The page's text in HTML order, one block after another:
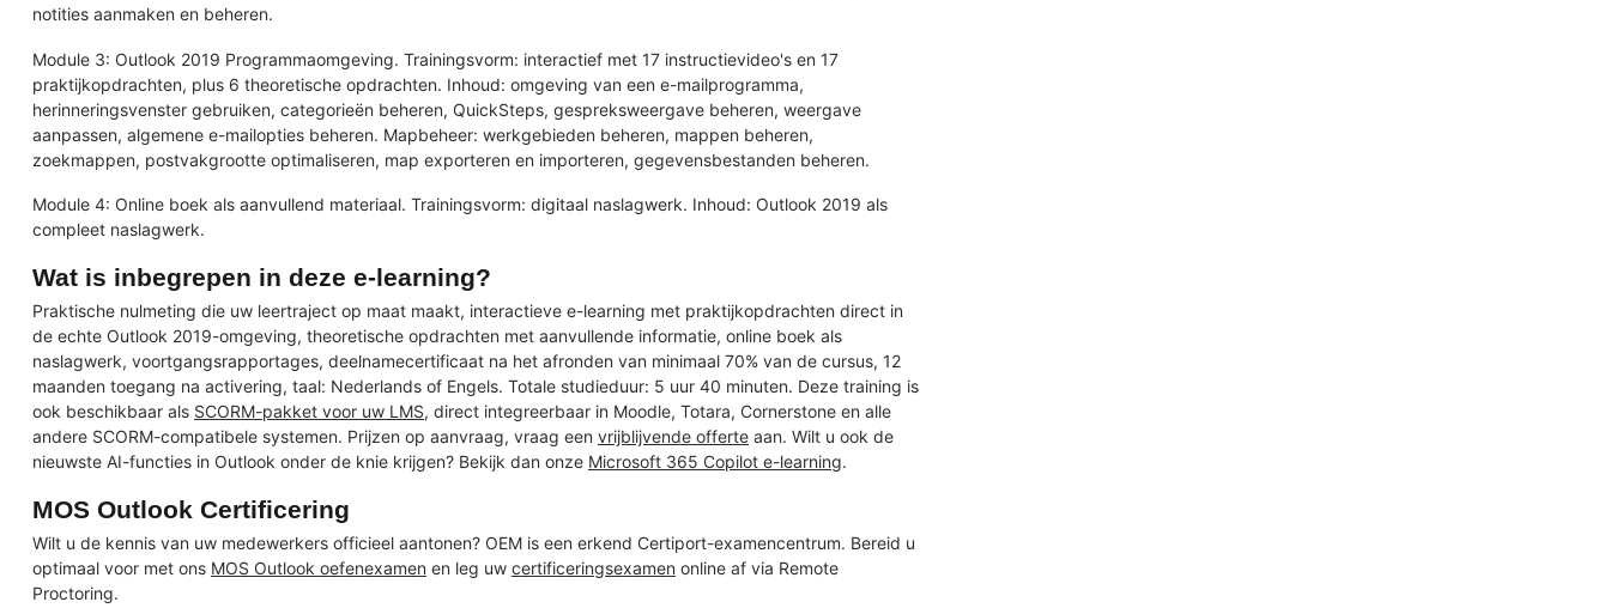
notities aanmaken en beheren.
Module 3: Outlook 2019 Programmaomgeving. Trainingsvorm: interactief met 17 instructievideo's en 17
praktijkopdrachten, plus 6 theoretische opdrachten. Inhoud: omgeving van een e-mailprogramma,
herinneringsvenster gebruiken, categorieën beheren, QuickSteps, gespreksweergave beheren, weergave
aanpassen, algemene e-mailopties beheren. Mapbeheer: werkgebieden beheren, mappen beheren,
zoekmappen, postvakgrootte optimaliseren, map exporteren en importeren, gegevensbestanden beheren.
Module 4: Online boek als aanvullend materiaal. Trainingsvorm: digitaal naslagwerk. Inhoud: Outlook 2019 als
compleet naslagwerk.
Wat is inbegrepen in deze e-learning?
Praktische nulmeting die uw leertraject op maat maakt, interactieve e-learning met praktijkopdrachten direct in
de echte Outlook 2019-omgeving, theoretische opdrachten met aanvullende informatie, online boek als
naslagwerk, voortgangsrapportages, deelnamecertificaat na het afronden van minimaal 70% van de cursus, 12
maanden toegang na activering, taal: Nederlands of Engels. Totale studieduur: 5 uur 40 minuten. Deze training is
ook beschikbaar als SCORM-pakket voor uw LMS, direct integreerbaar in Moodle, Totara, Cornerstone en alle
andere SCORM-compatibele systemen. Prijzen op aanvraag, vraag een vrijblijvende offerte aan. Wilt u ook de
nieuwste AI-functies in Outlook onder de knie krijgen? Bekijk dan onze Microsoft 365 Copilot e-learning.
MOS Outlook Certificering
Wilt u de kennis van uw medewerkers officieel aantonen? OEM is een erkend Certiport-examencentrum. Bereid u
optimaal voor met ons MOS Outlook oefenexamen en leg uw certificeringsexamen online af via Remote
Proctoring.